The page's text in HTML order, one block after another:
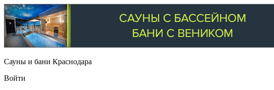
Сауны и бани Краснодара
Войти